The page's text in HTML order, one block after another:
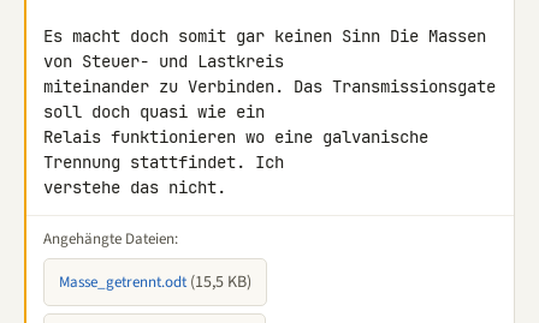
Es macht doch somit gar keinen Sinn Die Massen
von Steuer- und Lastkreis
miteinander zu Verbinden. Das Transmissionsgate
soll doch quasi wie ein
Relais funktionieren wo eine galvanische
Trennung stattfindet. Ich
verstehe das nicht.
Angehängte Dateien:
Masse_getrennt.odt(15,5 KB)